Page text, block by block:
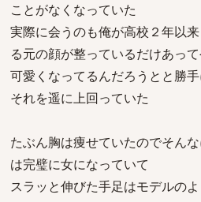
ことがなくなっていた
実際に会うのも俺が高校２年以
る元の顔が整っているだけあっ
可愛くなってるんだろうとと勝
それを遥に上回っていた
たぶん胸は痩せていたのでそん
は完璧に女になっていて
スラッと伸びた手足はモデルの